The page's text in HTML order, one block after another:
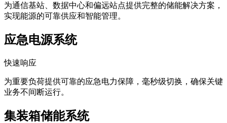
为通信基站、数据中心和偏远站点提供完整的储能解决方案，
实现能源的可靠供应和智能管理。
应急电源系统
快速响应
为重要负荷提供可靠的应急电力保障，毫秒级切换，确保关键
业务不间断运行。
集装箱储能系统